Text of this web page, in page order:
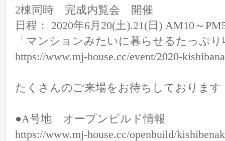
2棟同時 完成内覧会 開催
日程： 2020年6月20(土).21(日) AM10～
「マンションみたいに暮らせるたっぷ
https://www.mj-house.cc/event/2020-
たくさんのご来場をお待ちしております
●A号地 オープンビルド情報
https://www.mj-house.cc/openbuild/